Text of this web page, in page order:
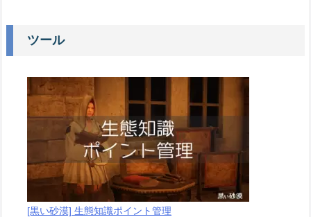
ツール
[黒い砂漠] 生態知識ポイント管理